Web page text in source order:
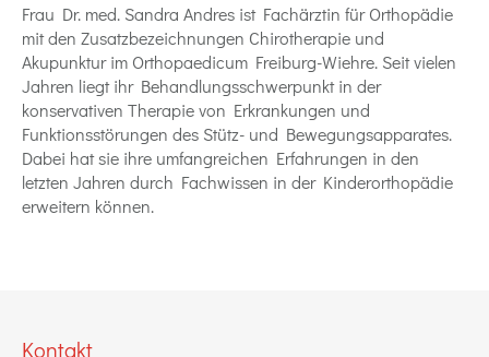
Frau Dr. med. Sandra Andres ist Fachärztin für Orthopädie
mit den Zusatzbezeichnungen Chirotherapie und
Akupunktur im Orthopaedicum Freiburg-Wiehre. Seit vielen
Jahren liegt ihr Behandlungsschwerpunkt in der
konservativen Therapie von Erkrankungen und
Funktionsstörungen des Stütz- und Bewegungsapparates.
Dabei hat sie ihre umfangreichen Erfahrungen in den
letzten Jahren durch Fachwissen in der Kinderorthopädie
erweitern können.
Kontakt